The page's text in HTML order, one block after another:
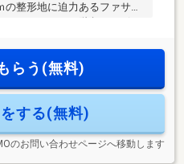
整形地に迫力あるファサー
富♪◆スーパー、コンビニ、
をご確認ください！
らう(無料)
する(無料)
のお問い合わせページへ移動します